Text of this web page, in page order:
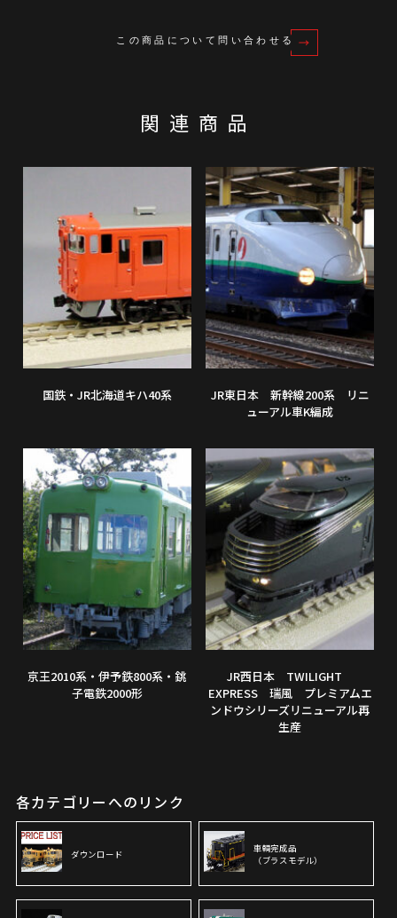
この商品について問い合わせる
各カテゴリーへのリンク
ダウンロード
車輌完成品
（ブラスモデル）
関連商品
国鉄・JR北海道キハ40系
JR東日本 新幹線200系 リニ
ューアル車K編成
京王2010系・伊予鉄800系・銚
子電鉄2000形
JR西日本 TWILIGHT
EXPRESS 瑞風 プレミアムエ
ンドウシリーズリニューアル再
生産